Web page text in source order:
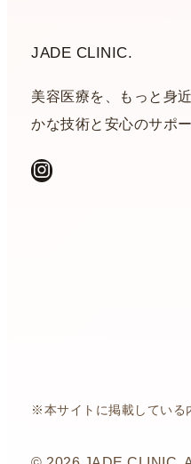
JADE CLINIC.
美容医療を、もっと身
かな技術と安心のサポ
Instagram
※本サイトに掲載している